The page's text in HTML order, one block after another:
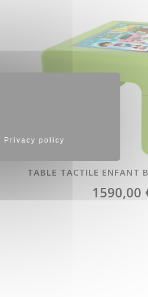
TABLE TACTILE ENFANT
1590,00
Privacy policy